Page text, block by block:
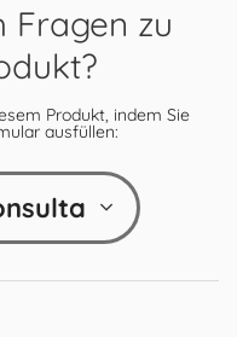
Fragen zu
Produkt, indem Sie
ausfüllen: